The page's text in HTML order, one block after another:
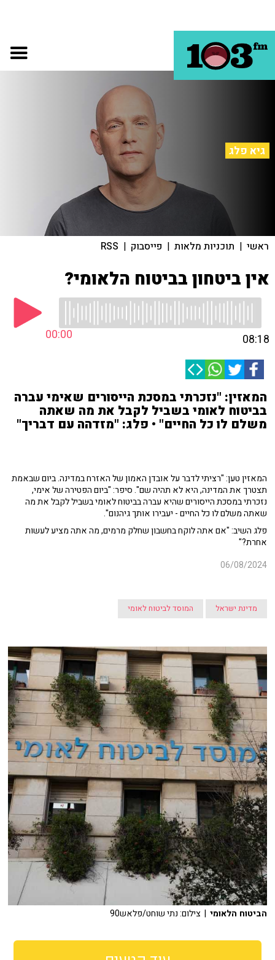
גיא פלג
ראשי | תוכניות מלאות | פייסבוק |
RSS
אין ביטחון בביטוח הלאומי?
00:00 08:18
המאזין: "נזכרתי במסכת הייסורים שאימי עברה
בביטוח לאומי בשביל לקבל את מה שאתה
משלם לו כל החיים" • פלג: "מזדהה עם דבריך"
המאזין טען: "רציתי לדבר על אובדן האמון של האזרח במדינה. ביום שבאמת
תצטרך את המדינה, היא לא תהיה שם". סיפר:"ביום הפטירה של אימי,
נזכרתי במסכת הייסורים שהיא עברה בביטוח לאומי בשביל לקבל את מה
שאתה משלם לו כל החיים - יעבירו אותך גיהנום".
פלג השיב: "אם אתה לוקח בחשבון שחלק מרמים, מה אתה מציע לעשות
אחרת?"
06/08/2024
מדינת ישראל המוסד לביטוח לאומי
הביטוח הלאומי | צילום: נתי שוחט/פלאש90